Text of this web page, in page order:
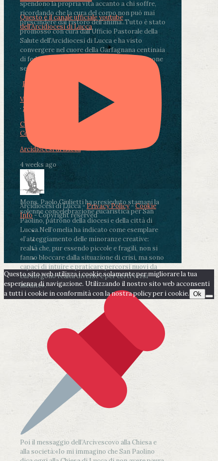
spendono la propria vita accanto a chi soffre,
ricordando che la cura del corpo non può mai
prescindere dal ristoro dell'anima..Tutto è stato
promosso con cura dall'Ufficio Pastorale della
Salute dell'Arcidiocesi di Lucca e ha visto
convergere nel cuore della Garfagnana centinaia
di fedeli, operatori sanitari, volontari e persone
segnate dalla malattia.
Photo
View on Facebook
· Share
Condividi su Facebook
Condividi su LinkedIn
Arcidiocesi di Lucca
4 weeks ago
Mons. Paolo Giulietti ha presieduto stamani la
solenne concelebrazione eucaristica per San
Paolino, patrono della diocesi e della città di
Lucca.Nell’omelia ha indicato come esemplare
«l’atteggiamento delle minoranze creative:
realtà che, pur essendo piccole e fragili, non si
fanno bloccare dalla situazione di crisi, ma sono
capaci di intuire e praticare percorsi nuovi da
cui sorgono realtà diverse e per certi versi
inedite».
Poi il messaggio dell’Arcivescovo alla Chiesa e
alla società:«Io mi immagino che San Paolino
Questo è il canale ufficiale youtube
dell'Arcidiocesi di Lucca
Arcidiocesi di Lucca -Privacy Policy-Cookie
Info- Copyright reserved
Questo sito web utilizza i cookie solamente per migliorare la tua
esperienza di navigazione. Utilizzando il nostro sito web acconsenti
a tutti i cookie in conformità con la nostra policy per i cookie. Ok